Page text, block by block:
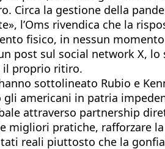
Circa la gestione della
l’Oms rivendica che la
fisico, in nessun
post sul social network X,
il proprio ritiro.
sottolineato Rubio e
americani in patria
attraverso partnership
migliori pratiche, rafforzare
reali piuttosto che la